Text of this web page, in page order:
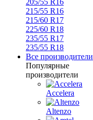
205/55 R16
215/55 R16
215/60 R17
225/60 R18
235/55 R17
235/55 R18
Все производители
Популярные
производители
Accelera
Altenzo